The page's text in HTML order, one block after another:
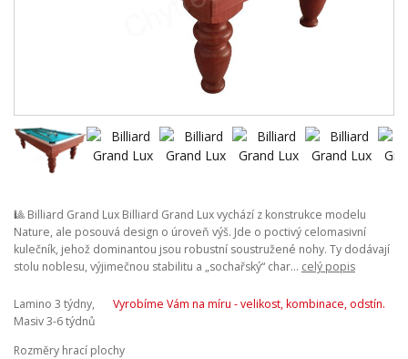
🎱 Billiard Grand Lux Billiard Grand Lux vychází z konstrukce modelu
Nature, ale posouvá design o úroveň výš. Jde o poctivý celomasivní
kulečník, jehož dominantou jsou robustní soustružené nohy. Ty dodávají
stolu noblesu, výjimečnou stabilitu a „sochařský“ char... celý popis
Lamino 3 týdny,
Masiv 3-6 týdnů
Vyrobíme Vám na míru - velikost, kombinace, odstín.
Rozměry hrací plochy